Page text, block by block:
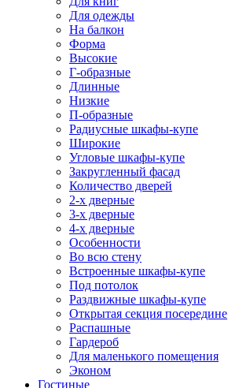
Для одежды
На балкон
Форма
Высокие
Г-образные
Длинные
Низкие
П-образные
Радиусные шкафы-купе
Широкие
Угловые шкафы-купе
Закругленный фасад
Количество дверей
2-х дверные
3-х дверные
4-х дверные
Особенности
Во всю стену
Встроенные шкафы-купе
Под потолок
Раздвижные шкафы-купе
Открытая секция посередине
Распашные
Гардероб
Для маленького помещения
Эконом
Гостиные